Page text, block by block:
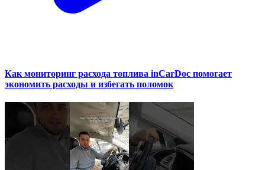
Как мониторинг расхода топлива inCarDoc помогает
экономить расходы и избегать поломок